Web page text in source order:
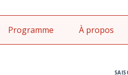
Programme À propos